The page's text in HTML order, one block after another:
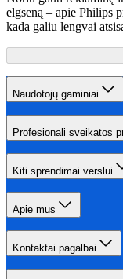
elgseną – apie Philips
kada galiu lengvai
Naudotojų gaminiai
Profesionali sveikatos
Kiti sprendimai verslui
Apie mus
Kontaktai pagalbai